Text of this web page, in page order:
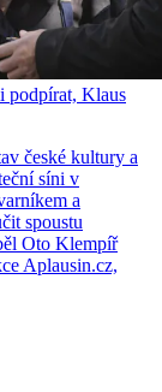
podpírat, Klaus
české kultury a
síni v
a
spoustu
Oto Klempíř
Aplausin.cz,